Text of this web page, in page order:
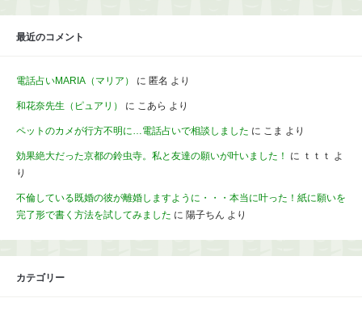
最近のコメント
電話占いMARIA（マリア） に 匿名 より
和花奈先生（ピュアリ） に こあら より
ペットのカメが行方不明に…電話占いで相談しました に こま より
効果絶大だった京都の鈴虫寺。私と友達の願いが叶いました！ に ｔｔｔ よ
り
不倫している既婚の彼が離婚しますように・・・本当に叶った！紙に願いを
完了形で書く方法を試してみました に 陽子ちん より
カテゴリー